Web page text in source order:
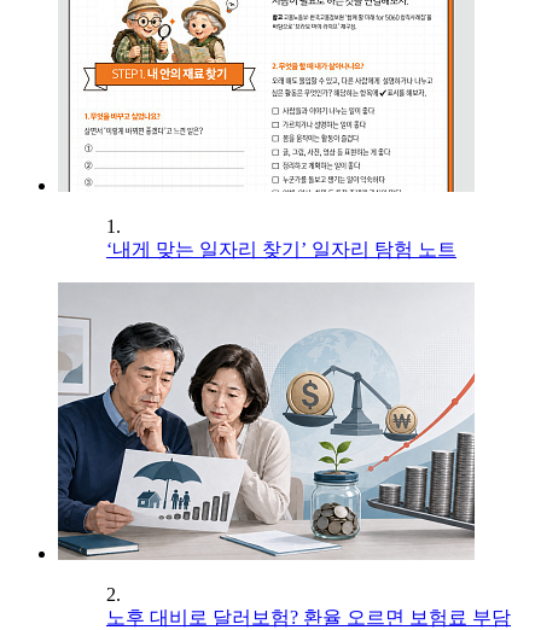
1.
‘내게 맞는 일자리 찾기’ 일자리 탐험 노트
2.
노후 대비로 달러보험? 환율 오르면 보험료 부담